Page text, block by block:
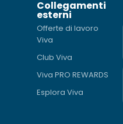
Collegamenti
esterni
Offerte di lavoro
Viva
Club Viva
Viva PRO REWARDS
Esplora Viva